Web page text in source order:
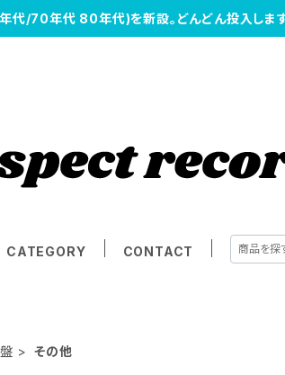
/70年代 80年代)を新設。どんどん投入します
CATEGORY CONTACT
その他